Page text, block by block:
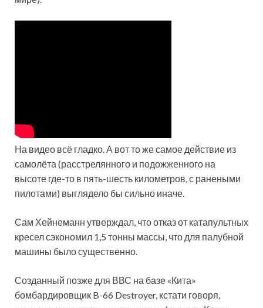
На видео всё гладко. А вот то же самое действие из
самолёта (расстрелянного и подожженного на
высоте где-то в пять-шесть километров, с ранеными
пилотами) выглядело бы сильно иначе.
Сам Хейнеманн утверждал, что отказ от катапультных
кресел сэкономил 1,5 тонны массы, что для палубной
машины было существенно.
Созданный позже для ВВС на базе «Кита»
бомбардировщик B-66 Destroyer, кстати говоря,